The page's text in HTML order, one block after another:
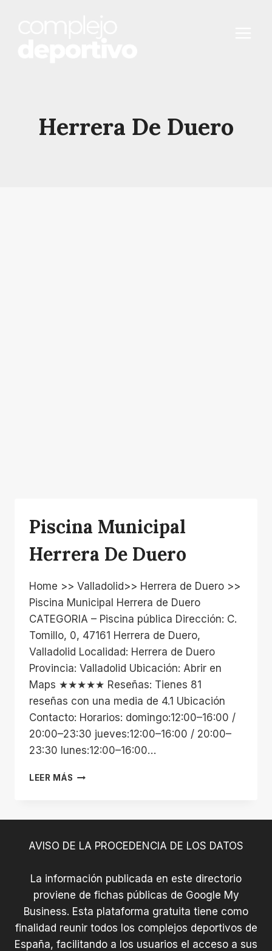
Herrera De Duero
Piscina Municipal
Herrera De Duero
Home >> Valladolid>> Herrera de Duero >>
Piscina Municipal Herrera de Duero
CATEGORIA – Piscina pública Dirección: C.
Tomillo, 0, 47161 Herrera de Duero,
Valladolid Localidad: Herrera de Duero
Provincia: Valladolid Ubicación: Abrir en
Maps ★★★★★ Reseñas: Tienes 81
reseñas con una media de 4.1 Ubicación
Contacto: Horarios: domingo:12:00–16:00 /
20:00–23:30 jueves:12:00–16:00 / 20:00–
23:30 lunes:12:00–16:00…
LEER MÁS PISCINA
AVISO DE LA PROCEDENCIA DE LOS DATOS
La información publicada en este directorio
proviene de fichas públicas de Google My
Business. Esta plataforma gratuita tiene como
finalidad reunir todos los complejos deportivos de
España, facilitando a los usuarios el acceso a sus